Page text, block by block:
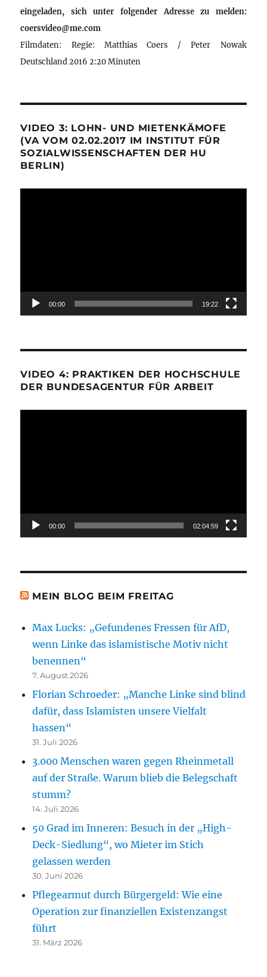
eingeladen, sich unter folgender Adresse zu melden:
coersvideo@me.com
Filmdaten: Regie: Matthias Coers / Peter Nowak
Deutschland 2016 2:20 Minuten
VIDEO 3: LOHN- UND MIETENKÄMOFE
(VA VOM 02.02.2017 IM INSTITUT FÜR
SOZIALWISSENSCHAFTEN DER HU
BERLIN)
00:00 19:22
VIDEO 4: PRAKTIKEN DER HOCHSCHULE
DER BUNDESAGENTUR FÜR ARBEIT
00:00 02:04:59
MEIN BLOG BEIM FREITAG
Max Lucks: „Gefundenes Fressen für AfD,
wenn Linke das islamistische Motiv nicht
benennen“
7. August 2026
Florian Schroeder: „Manche Linke sind blind
dafür, dass Islamisten unsere Vielfalt
hassen“
31. Juli 2026
3.000 Menschen waren gegen Rheinmetall
auf der Straße. Warum blieb die Belegschaft
stumm?
14. Juli 2026
50 Grad im Inneren: Besuch in der „High-
Deck-Siedlung“, wo Mieter im Stich
gelassen werden
30. Juni 2026
Pflegearmut durch Bürgergeld: Wie eine
Operation zur finanziellen Existenzangst
führt
31. März 2026